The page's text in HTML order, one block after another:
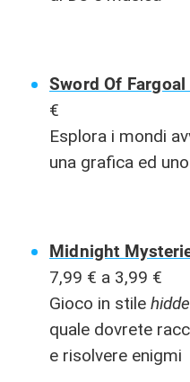
Sword Of
€
Esplora i mondi
una grafica ed
Midnight
7,99 € a 3,99 €
Gioco in stile
quale dovrete
e risolvere enigmi